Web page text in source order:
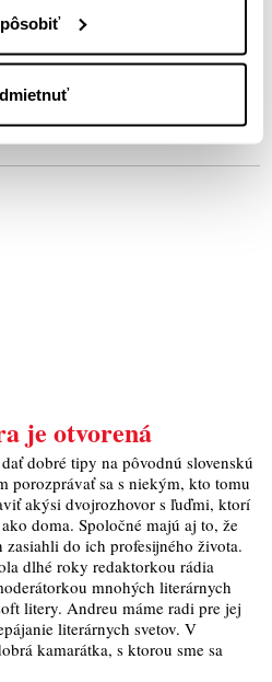
keď sa ešte volalo Inforum, je
(ktorý odmietol
FPU). Píše najmä o českých knihách
Tomáša máme radi pre jeho
je otvorená
dobré tipy na pôvodnú slovenskú
porozprávať sa s niekým, kto tomu
akýsi dvojrozhovor s ľuďmi, ktorí
doma. Spoločné majú aj to, že
do ich profesijného života.
dlhé roky redaktorkou rádia
mnohých literárnych
litery. Andreu máme radi pre jej
literárnych svetov. V
kamarátka, s ktorou sme sa